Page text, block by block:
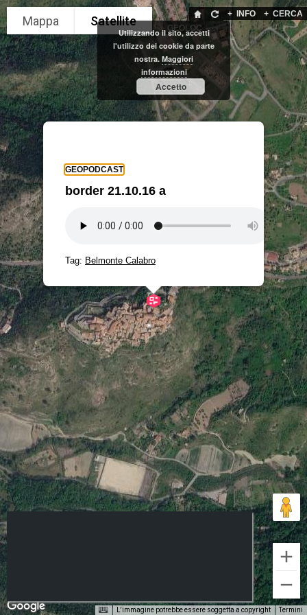
+ CERCA
+ INFO
GEOLOC
Utilizzando il sito, accetti
l'utilizzo dei cookie da parte
nostra. Maggiori
informazioni
Accetto